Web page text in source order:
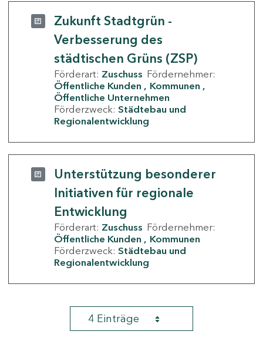
Zukunft Stadtgrün -
Verbesserung des
städtischen Grüns (ZSP)
Förderart: Zuschuss Fördernehmer:
Öffentliche Kunden
Kommunen
Öffentliche Unternehmen
Förderzweck: Städtebau und
Regionalentwicklung
Unterstützung besonderer
Initiativen für regionale
Entwicklung
Förderart: Zuschuss Fördernehmer:
Öffentliche Kunden
Kommunen
Förderzweck: Städtebau und
Regionalentwicklung
4 Einträge